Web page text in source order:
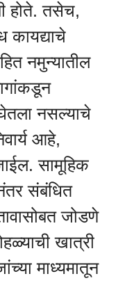
होते. तसेच,
कायद्याचे
नमुन्यातील
घेतला नसल्याचे
आहे,
सामूहिक
संबंधित
जोडणे
खात्री
माध्यमातून